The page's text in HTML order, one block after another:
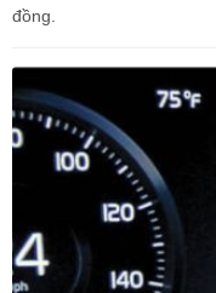
đồng.